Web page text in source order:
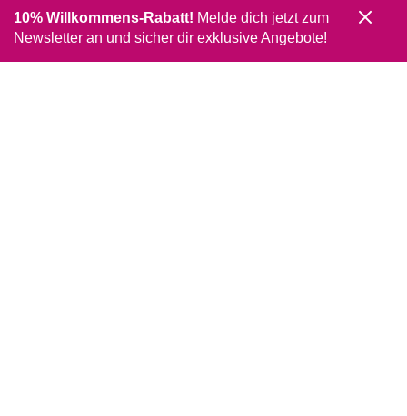
10% Willkommens-Rabatt! Melde dich jetzt zum
Newsletter an und sicher dir exklusive Angebote!